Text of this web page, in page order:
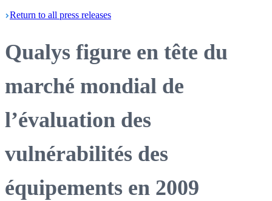
Return to all press releases
Qualys figure en tête du
marché mondial de
l’évaluation des
vulnérabilités des
équipements en 2009